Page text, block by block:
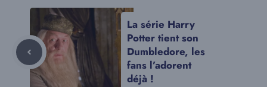
La série Harry
Potter tient son
Dumbledore, les
fans l’adorent
déjà !